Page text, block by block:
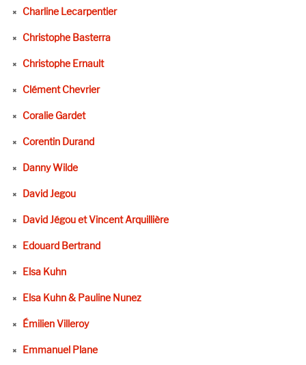
Charline Lecarpentier
Christophe Basterra
Christophe Ernault
Clément Chevrier
Coralie Gardet
Corentin Durand
Danny Wilde
David Jegou
David Jégou et Vincent Arquillière
Edouard Bertrand
Elsa Kuhn
Elsa Kuhn & Pauline Nunez
Émilien Villeroy
Emmanuel Plane